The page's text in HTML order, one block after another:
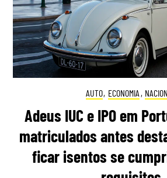
AUTO, ECONOMIA ,
Adeus IUC e IPO em
matriculados antes
ficar isentos se